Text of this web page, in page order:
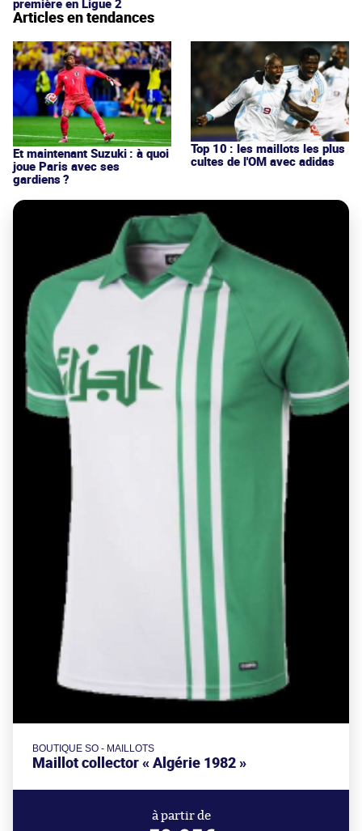
Articles en tendances
Et maintenant Suzuki : à quoi
joue Paris avec ses
gardiens ?
Top 10 : les maillots les plus
cultes de l'OM avec adidas
BOUTIQUE SO - MAILLOTS
Maillot collector « Algérie 1982 »
à partir de